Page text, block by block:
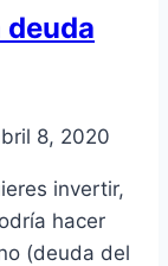
deuda
8, 2020
invertir,
hacer
(deuda del